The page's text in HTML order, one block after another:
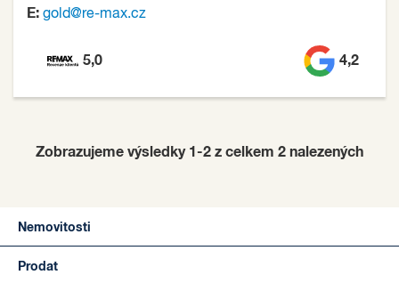
E: gold@re-max.cz
5,0 4,2
Zobrazujeme výsledky 1-2 z celkem 2 nalezených
Nemovitosti
Prodat